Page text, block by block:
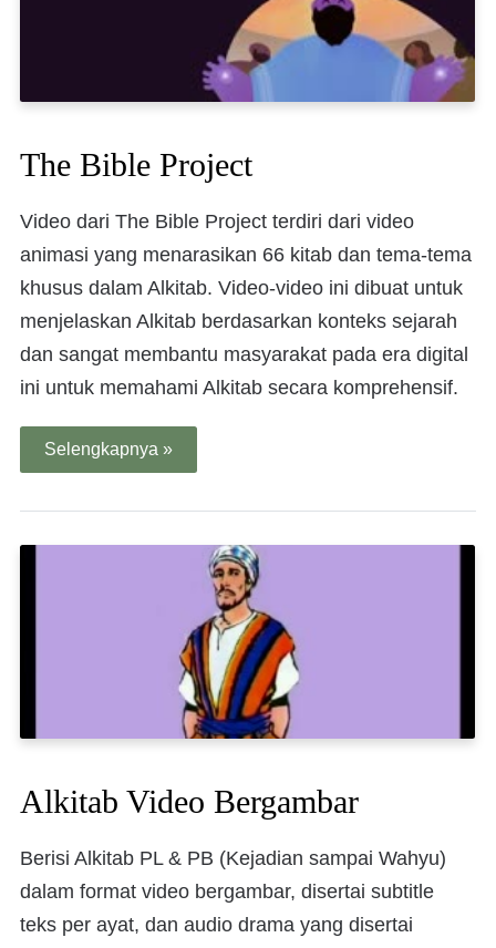
The Bible Project
Video dari The Bible Project terdiri dari video
animasi yang menarasikan 66 kitab dan tema-tema
khusus dalam Alkitab. Video-video ini dibuat untuk
menjelaskan Alkitab berdasarkan konteks sejarah
dan sangat membantu masyarakat pada era digital
ini untuk memahami Alkitab secara komprehensif.
Selengkapnya »
Alkitab Video Bergambar
Berisi Alkitab PL & PB (Kejadian sampai Wahyu)
dalam format video bergambar, disertai subtitle
teks per ayat, dan audio drama yang disertai